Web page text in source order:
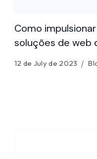
Como
soluções de web
12 de July de 2023